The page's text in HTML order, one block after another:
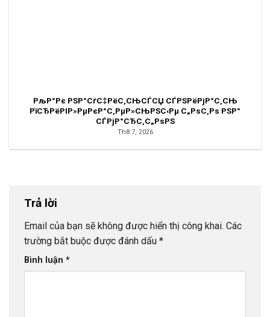
РљР°Рє РЅР°СѓС‡РёС‚СЊСЃСЏ СЃРЅРёРјР°С‚СЊ
РїСЂРёРІР»РµРєР°С‚РµР»СЊРЅС‹Рµ С„РѕС‚Рѕ РЅР°
СЃРјР°СЂС‚С„РѕРЅ
Th8 7, 2026
Trả lời
Email của bạn sẽ không được hiển thị công khai. Các
trường bắt buộc được đánh dấu *
Bình luận *